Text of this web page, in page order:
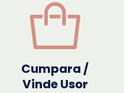
Cumpara /
Vinde Usor